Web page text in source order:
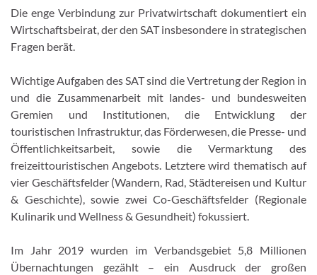
Die enge Verbindung zur Privatwirtschaft dokumentiert ein
Wirtschaftsbeirat, der den SAT insbesondere in strategischen
Fragen berät.
Wichtige Aufgaben des SAT sind die Vertretung der Region in
und die Zusammenarbeit mit landes- und bundesweiten
Gremien und Institutionen, die Entwicklung der
touristischen Infrastruktur, das Förderwesen, die Presse- und
Öffentlichkeitsarbeit, sowie die Vermarktung des
freizeittouristischen Angebots. Letztere wird thematisch auf
vier Geschäftsfelder (Wandern, Rad, Städtereisen und Kultur
& Geschichte), sowie zwei Co-Geschäftsfelder (Regionale
Kulinarik und Wellness & Gesundheit) fokussiert.
Im Jahr 2019 wurden im Verbandsgebiet 5,8 Millionen
Übernachtungen gezählt – ein Ausdruck der großen